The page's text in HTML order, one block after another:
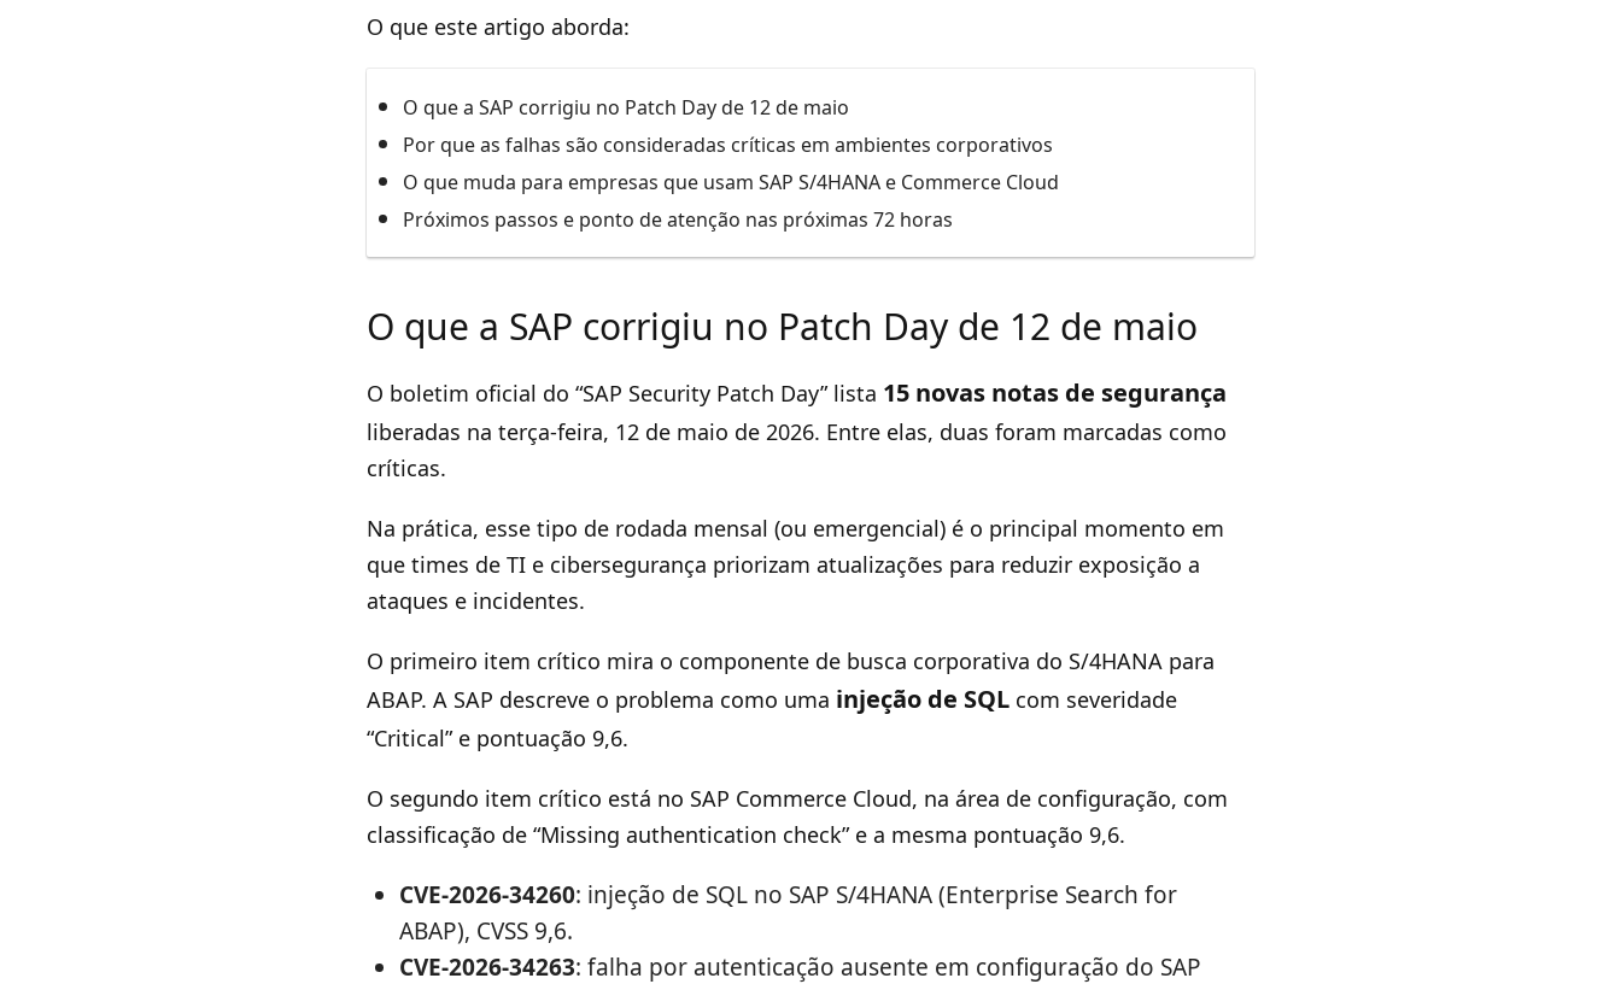
O que este artigo aborda:
O que a SAP corrigiu no Patch Day de 12 de maio
Por que as falhas são consideradas críticas em ambientes corporativos
O que muda para empresas que usam SAP S/4HANA e Commerce Cloud
Próximos passos e ponto de atenção nas próximas 72 horas
O que a SAP corrigiu no Patch Day de 12 de maio
O boletim oficial do “SAP Security Patch Day” lista 15 novas notas de segurança
liberadas na terça-feira, 12 de maio de 2026. Entre elas, duas foram marcadas como
críticas.
Na prática, esse tipo de rodada mensal (ou emergencial) é o principal momento em
que times de TI e cibersegurança priorizam atualizações para reduzir exposição a
ataques e incidentes.
O primeiro item crítico mira o componente de busca corporativa do S/4HANA para
ABAP. A SAP descreve o problema como uma injeção de SQL com severidade
“Critical” e pontuação 9,6.
O segundo item crítico está no SAP Commerce Cloud, na área de configuração, com
classificação de “Missing authentication check” e a mesma pontuação 9,6.
CVE-2026-34260: injeção de SQL no SAP S/4HANA (Enterprise Search for
ABAP), CVSS 9,6.
CVE-2026-34263: falha por autenticação ausente em configuração do SAP